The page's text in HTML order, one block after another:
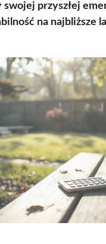
przyszłej
na najbliższe